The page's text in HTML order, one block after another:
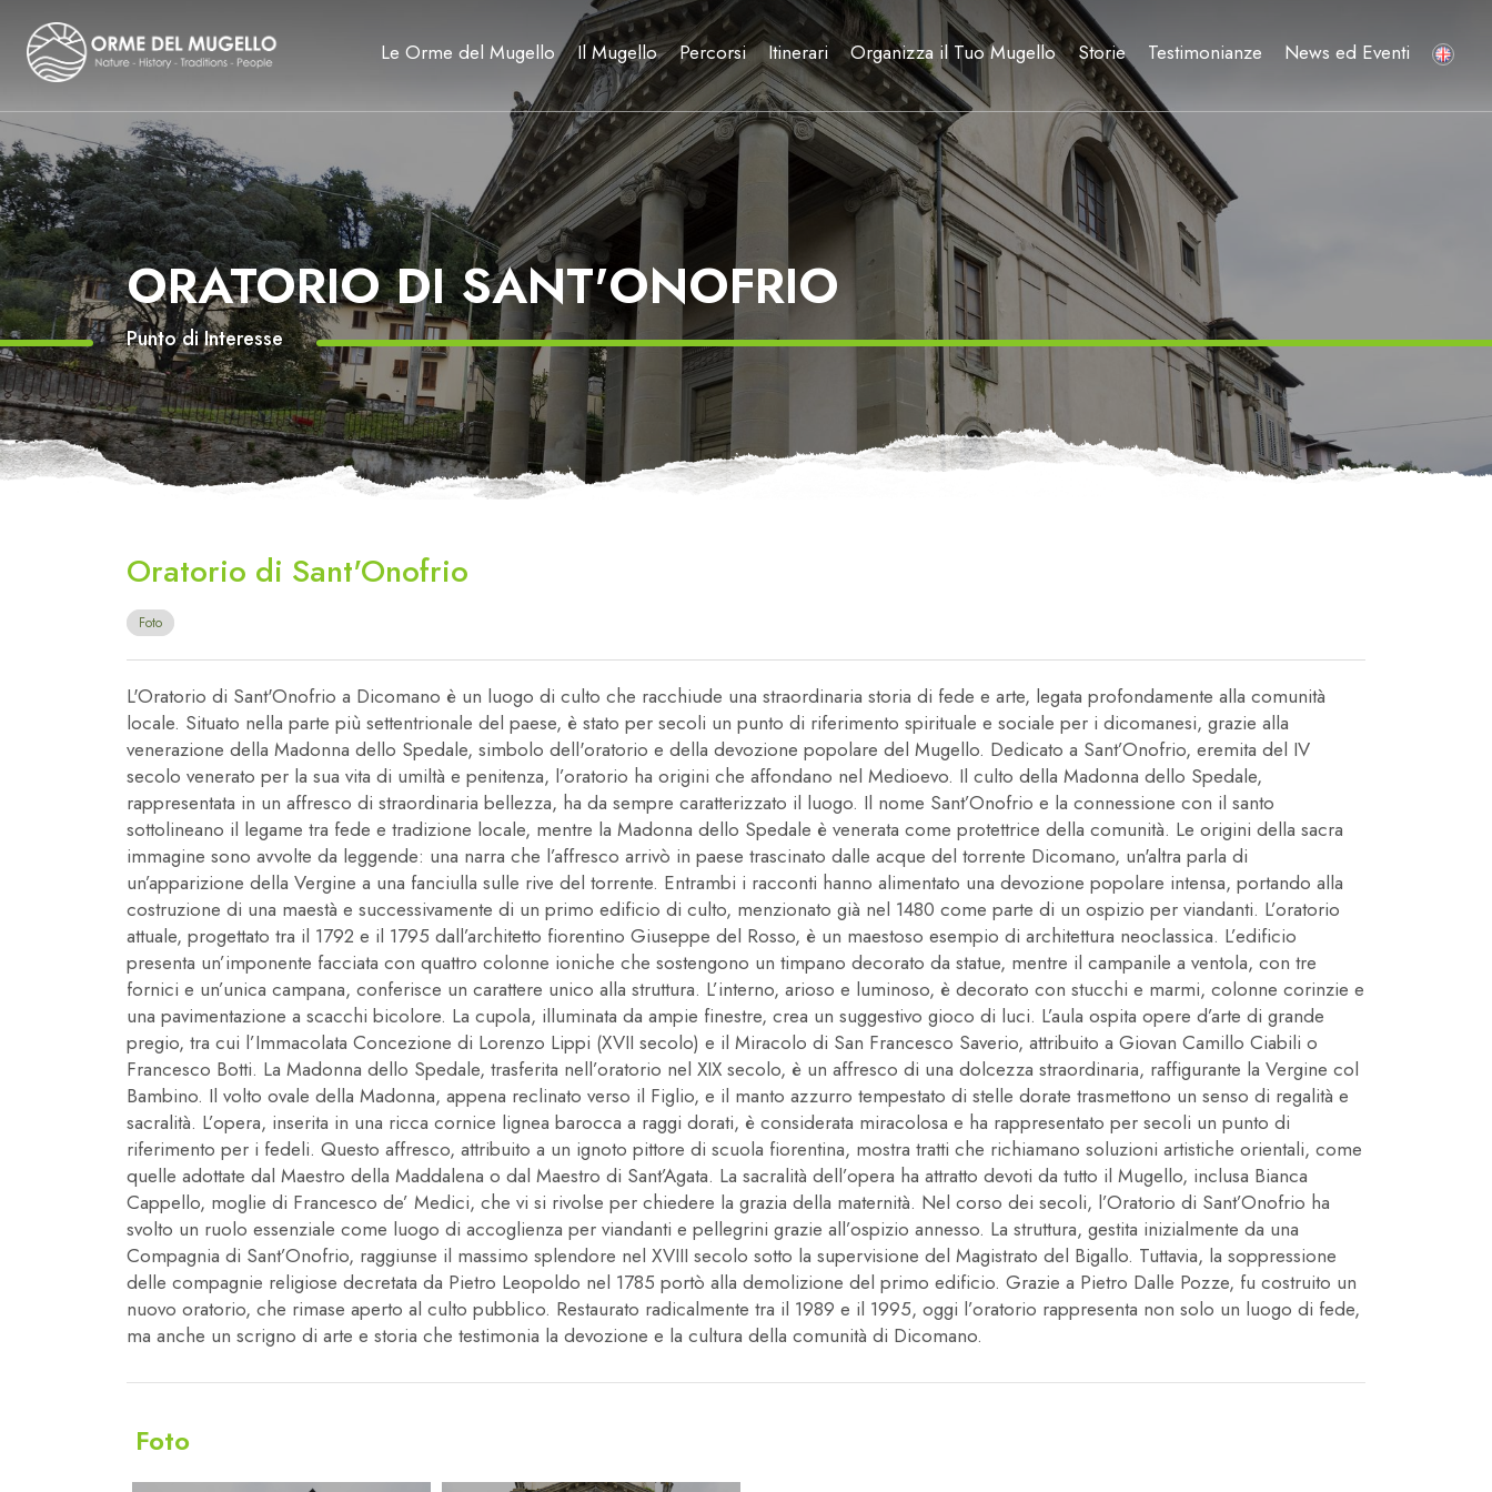
Le Orme del Mugello Il Mugello Percorsi Itinerari Organizza il Tuo Mugello Storie Testimonianze News ed Eventi
ORATORIO DI SANT'ONOFRIO
Punto di Interesse
Oratorio di Sant'Onofrio
Foto
L'Oratorio di Sant'Onofrio a Dicomano è un luogo di culto che racchiude una straordinaria storia di fede e arte, legata profondamente alla comunità
locale. Situato nella parte più settentrionale del paese, è stato per secoli un punto di riferimento spirituale e sociale per i dicomanesi, grazie alla
venerazione della Madonna dello Spedale, simbolo dell'oratorio e della devozione popolare del Mugello. Dedicato a Sant’Onofrio, eremita del IV
secolo venerato per la sua vita di umiltà e penitenza, l’oratorio ha origini che affondano nel Medioevo. Il culto della Madonna dello Spedale,
rappresentata in un affresco di straordinaria bellezza, ha da sempre caratterizzato il luogo. Il nome Sant’Onofrio e la connessione con il santo
sottolineano il legame tra fede e tradizione locale, mentre la Madonna dello Spedale è venerata come protettrice della comunità. Le origini della sacra
immagine sono avvolte da leggende: una narra che l’affresco arrivò in paese trascinato dalle acque del torrente Dicomano, un'altra parla di
un’apparizione della Vergine a una fanciulla sulle rive del torrente. Entrambi i racconti hanno alimentato una devozione popolare intensa, portando alla
costruzione di una maestà e successivamente di un primo edificio di culto, menzionato già nel 1480 come parte di un ospizio per viandanti. L’oratorio
attuale, progettato tra il 1792 e il 1795 dall’architetto fiorentino Giuseppe del Rosso, è un maestoso esempio di architettura neoclassica. L’edificio
presenta un’imponente facciata con quattro colonne ioniche che sostengono un timpano decorato da statue, mentre il campanile a ventola, con tre
fornici e un’unica campana, conferisce un carattere unico alla struttura. L’interno, arioso e luminoso, è decorato con stucchi e marmi, colonne corinzie e
una pavimentazione a scacchi bicolore. La cupola, illuminata da ampie finestre, crea un suggestivo gioco di luci. L’aula ospita opere d’arte di grande
pregio, tra cui l’Immacolata Concezione di Lorenzo Lippi (XVII secolo) e il Miracolo di San Francesco Saverio, attribuito a Giovan Camillo Ciabili o
Francesco Botti. La Madonna dello Spedale, trasferita nell’oratorio nel XIX secolo, è un affresco di una dolcezza straordinaria, raffigurante la Vergine col
Bambino. Il volto ovale della Madonna, appena reclinato verso il Figlio, e il manto azzurro tempestato di stelle dorate trasmettono un senso di regalità e
sacralità. L’opera, inserita in una ricca cornice lignea barocca a raggi dorati, è considerata miracolosa e ha rappresentato per secoli un punto di
riferimento per i fedeli. Questo affresco, attribuito a un ignoto pittore di scuola fiorentina, mostra tratti che richiamano soluzioni artistiche orientali, come
quelle adottate dal Maestro della Maddalena o dal Maestro di Sant’Agata. La sacralità dell’opera ha attratto devoti da tutto il Mugello, inclusa Bianca
Cappello, moglie di Francesco de’ Medici, che vi si rivolse per chiedere la grazia della maternità. Nel corso dei secoli, l’Oratorio di Sant’Onofrio ha
svolto un ruolo essenziale come luogo di accoglienza per viandanti e pellegrini grazie all’ospizio annesso. La struttura, gestita inizialmente da una
Compagnia di Sant’Onofrio, raggiunse il massimo splendore nel XVIII secolo sotto la supervisione del Magistrato del Bigallo. Tuttavia, la soppressione
delle compagnie religiose decretata da Pietro Leopoldo nel 1785 portò alla demolizione del primo edificio. Grazie a Pietro Dalle Pozze, fu costruito un
nuovo oratorio, che rimase aperto al culto pubblico. Restaurato radicalmente tra il 1989 e il 1995, oggi l’oratorio rappresenta non solo un luogo di fede,
ma anche un scrigno di arte e storia che testimonia la devozione e la cultura della comunità di Dicomano.
Foto